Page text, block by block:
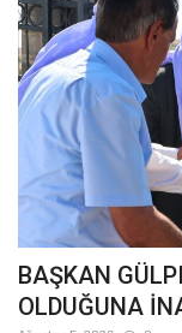
BAŞKAN
OLDUĞUNA